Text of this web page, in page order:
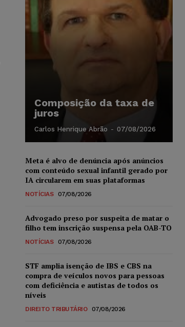
Composição da taxa de
juros
Carlos Henrique Abrão - 07/08/2026
Meta é alvo de denúncia após anúncios
com conteúdo sexual infantil gerado por
IA circularem em suas plataformas
NOTÍCIAS 07/08/2026
Advogado preso por suspeita de matar o
filho tem inscrição suspensa pela OAB-TO
NOTÍCIAS 07/08/2026
STF amplia isenção de IBS e CBS na
compra de veículos novos para pessoas
com deficiência e autistas de todos os
níveis
DIREITO TRIBUTÁRIO 07/08/2026